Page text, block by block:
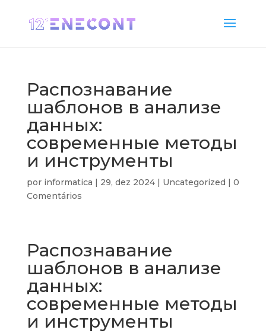
Распознавание
шаблонов в анализе
данных:
современные методы
и инструменты
por informatica | 29, dez 2024| Uncategorized | 0
Comentários
Распознавание
шаблонов в анализе
данных:
современные методы
и инструменты